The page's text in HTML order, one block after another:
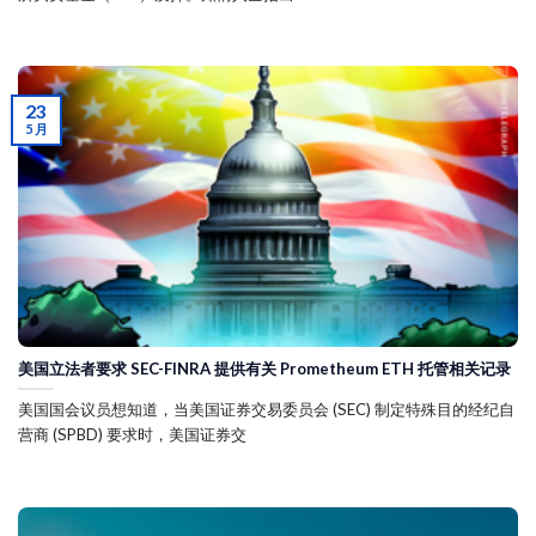
美国立法者要求 SEC-FINRA 提供有关 Prometheum ETH 托管相关记录
美国国会议员想知道，当美国证券交易委员会 (SEC) 制定特殊目的经纪自
营商 (SPBD) 要求时，美国证券交
23
5 月